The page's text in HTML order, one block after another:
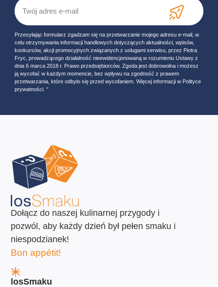
Przesyłając formularz zgadzam się na przetwarzanie mojego adresu e-mail, w
celu otrzymywania informacji handlowych dotyczących aktualności, wpisów,
konkursów, akcji promocyjnych związanych z usługami serwisu, przez Piotra
Fryc, prowadzącego działalność nieewidencjonowaną w rozumieniu Ustawy z
dnia 6 marca 2018 r. Prawo przedsiębiorców. Zgoda jest dobrowolna i możesz
ją wycofać w każdym momencie, bez wpływu na zgodność z prawem
przetwarzania, które odbyło się przed wycofaniem. Więcej informacji w Polityce
prywatności. ‘’
Dołącz do naszej kulinarnej przygody i
pozwól, aby każdy dzień był pełen smaku i
niespodzianek!
Bon appétit!
losSmaku